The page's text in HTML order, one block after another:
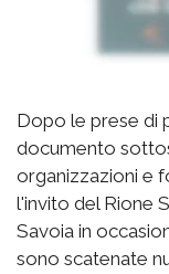
Dopo le prese di
documento
organizzazioni e
l'invito del Rione
Savoia in
sono scatenate